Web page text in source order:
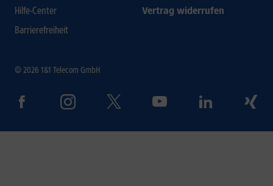
Hilfe-Center
Barrierefreiheit
Vertrag widerrufen
© 2026 1&1 Telecom GmbH